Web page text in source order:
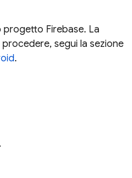
Firebase. La
segui la sezione
.
.